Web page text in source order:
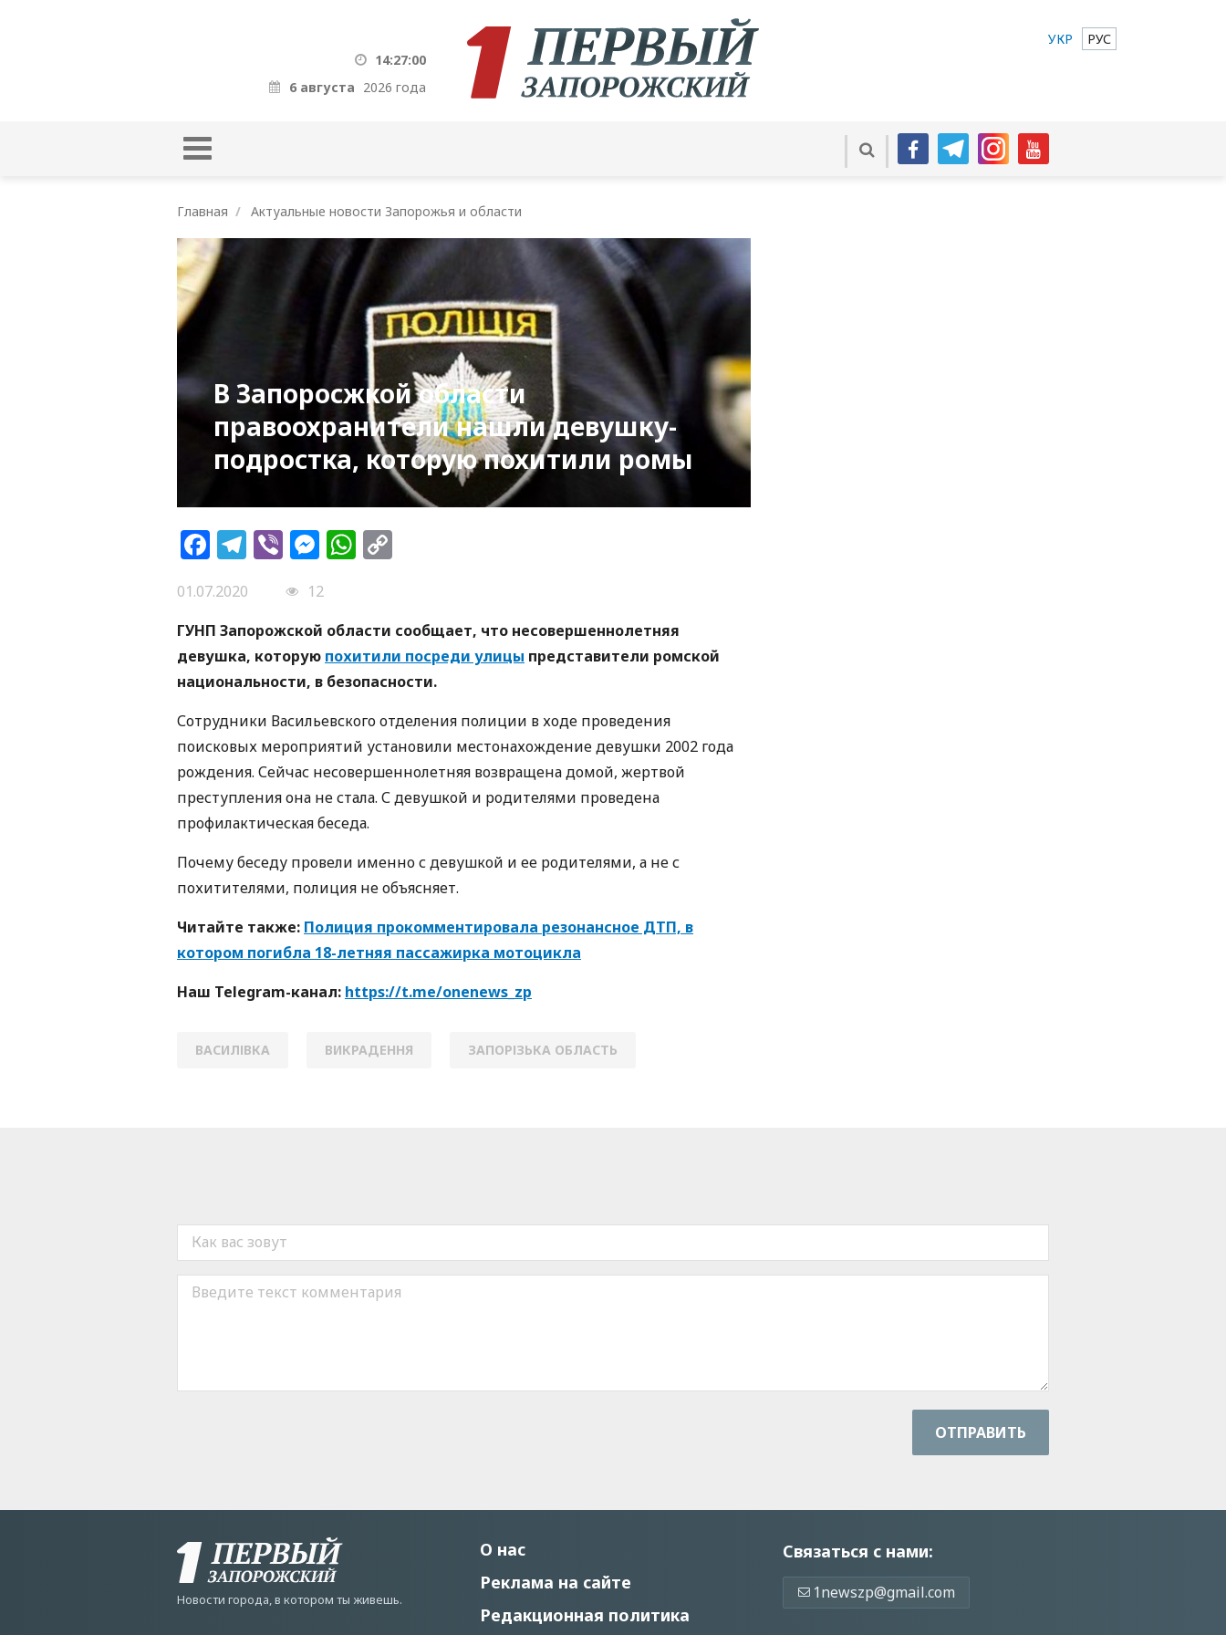
14:27:01
6 августа 2026 года
УКР РУС
Главная Актуальные новости Запорожья и области
В Запоросжкой области
правоохранители нашли девушку-
подростка, которую похитили ромы
Facebook
Telegram
ViberMessenger
WhatsApp
01.07.2020
12
ГУНП Запорожской области сообщает, что несовершеннолетняя
девушка, которую похитили посреди улицы представители ромской
национальности, в безопасности.
Сотрудники Васильевского отделения полиции в ходе проведения
поисковых мероприятий установили местонахождение девушки 2002 года
рождения. Сейчас несовершеннолетняя возвращена домой, жертвой
преступления она не стала. С девушкой и родителями проведена
профилактическая беседа.
Почему беседу провели именно с девушкой и ее родителями, а не с
похитителями, полиция не объясняет.
Читайте также: Полиция прокомментировала резонансное ДТП, в
котором погибла 18-летняя пассажирка мотоцикла
Наш Telegram-канал: https://t.me/onenews_zp
ВАСИЛІВКА ВИКРАДЕННЯ ЗАПОРІЗЬКА ОБЛАСТЬ
ОТПРАВИТЬ
Новости города, в котором ты живешь.
О нас
Реклама на сайте
Редакционная политика
Связаться с нами:
1newszp@gmail.com